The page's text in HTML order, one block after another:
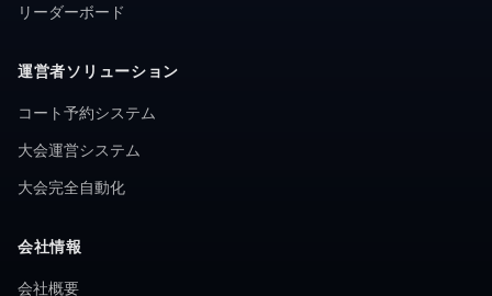
リーダーボード
運営者ソリューション
コート予約システム
大会運営システム
大会完全自動化
会社情報
会社概要